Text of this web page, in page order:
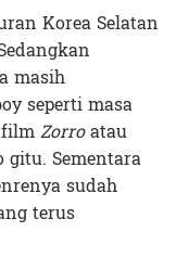
Korea Selatan
masih
seperti masa
Zorroatau
Sementara
sudah
terus